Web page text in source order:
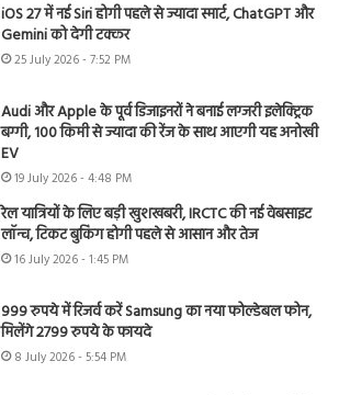
iOS 27 में नई Siri होगी पहले से ज्यादा स्मार्ट, ChatGPT और
Gemini को देगी टक्कर
25 July 2026 - 7:52 PM
Audi और Apple के पूर्व डिजाइनरों ने बनाई लग्जरी इलेक्ट्रिक
बग्गी, 100 किमी से ज्यादा की रेंज के साथ आएगी यह अनोखी
EV
19 July 2026 - 4:48 PM
रेल यात्रियों के लिए बड़ी खुशखबरी, IRCTC की नई वेबसाइट
लॉन्च, टिकट बुकिंग होगी पहले से आसान और तेज
16 July 2026 - 1:45 PM
999 रुपये में रिजर्व करें Samsung का नया फोल्डेबल फोन,
मिलेंगे 2799 रुपये के फायदे
8 July 2026 - 5:54 PM